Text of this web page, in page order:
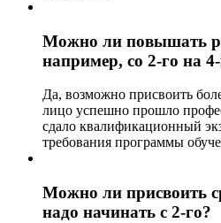
Можно ли повышать
например, со 2-го на
Да, возможно присвоить
лицо успешно прошло
сдало квалификационный
требования программы
Можно ли присвоить
надо начинать с 2-го?